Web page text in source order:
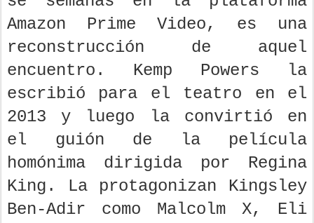
Amazon Prime Video, es una
reconstrucción de aquel
encuentro. Kemp Powers la
escribió para el teatro en el
2013 y luego la convirtió en
el guión de la película
homónima dirigida por Regina
King. La protagonizan Kingsley
Ben-Adir como Malcolm X, Eli